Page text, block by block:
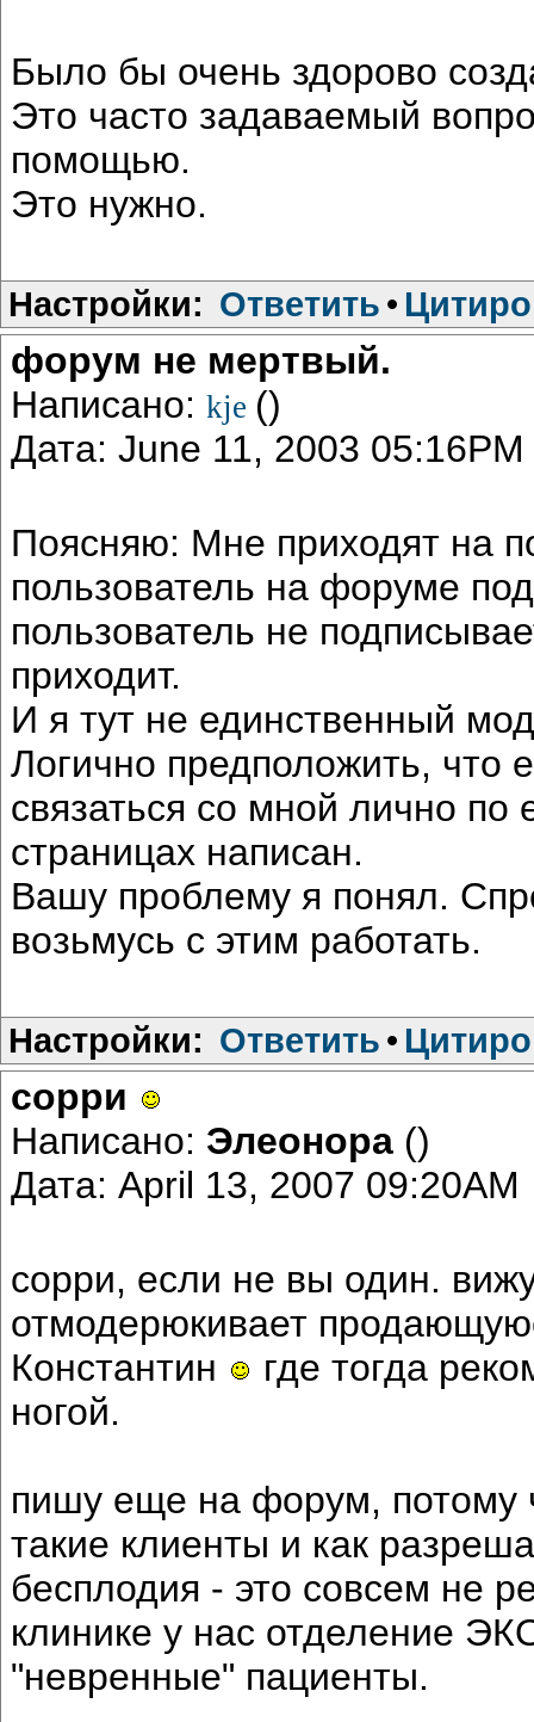
Было бы очень здорово
Это часто задаваемый
помощью.
Это нужно.
Настройки: Ответить •
форум не мертвый.
Написано: kje ()
Дата: June 11, 2003 05:16PM
Поясняю: Мне приходят на
пользователь на форуме
пользователь не
приходит.
И я тут не единственный
Логично предположить, что
связаться со мной лично по
страницах написан.
Вашу проблему я понял.
возьмусь с этим работать.
Настройки: Ответить •
сорри
Написано: Элеонора ()
Дата: April 13, 2007 09:20AM
сорри, если не вы один.
отмодерюкивает
Константин
где тогда
ногой.
пишу еще на форум, потому
такие клиенты и как
бесплодия - это совсем не
клинике у нас отделение
"невренные" пациенты.